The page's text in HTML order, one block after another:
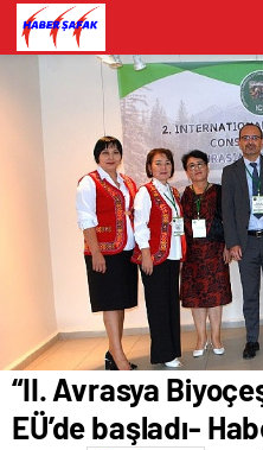
“II. Avrasya
EÜ’de başladı-